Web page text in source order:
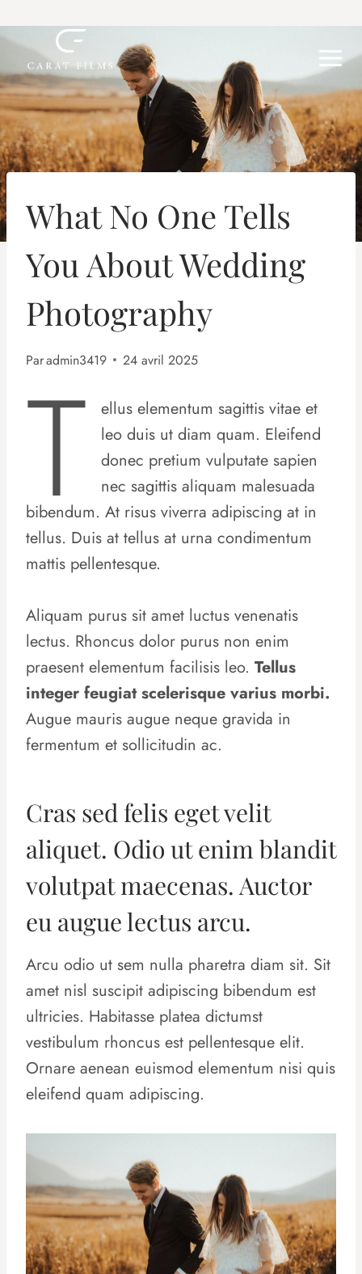
au
contenu
What No One Tells
You About Wedding
Photography
Paradmin3419 24 avril 2025
T
ellus elementum sagittis vitae et
leo duis ut diam quam. Eleifend
donec pretium vulputate sapien
nec sagittis aliquam malesuada
bibendum. At risus viverra adipiscing at in
tellus. Duis at tellus at urna condimentum
mattis pellentesque.
Aliquam purus sit amet luctus venenatis
lectus. Rhoncus dolor purus non enim
praesent elementum facilisis leo. Tellus
integer feugiat scelerisque varius morbi.
Augue mauris augue neque gravida in
fermentum et sollicitudin ac.
Cras sed felis eget velit
aliquet. Odio ut enim blandit
volutpat maecenas. Auctor
eu augue lectus arcu.
Arcu odio ut sem nulla pharetra diam sit. Sit
amet nisl suscipit adipiscing bibendum est
ultricies. Habitasse platea dictumst
vestibulum rhoncus est pellentesque elit.
Ornare aenean euismod elementum nisi quis
eleifend quam adipiscing.